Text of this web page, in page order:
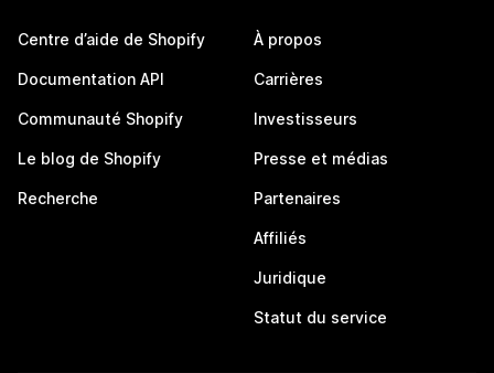
Centre d’aide de Shopify
Documentation API
Communauté Shopify
Le blog de Shopify
Recherche
À propos
Carrières
Investisseurs
Presse et médias
Partenaires
Affiliés
Juridique
Statut du service